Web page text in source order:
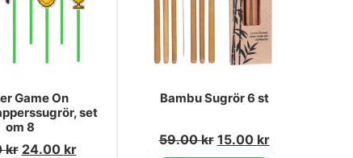
Game On
set
om 8
kr 24.00 kr
Bambu Sugrör 6 st
59.00kr 15.00 kr